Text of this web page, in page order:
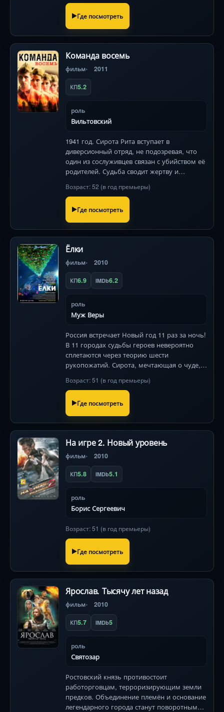
Где посмотреть
Команда восемь
фильм 2011
КП5.2
роль
Вильтовский
1941 год. Сирота Рита вступает в
диверсионный отряд, не подозревая, что
один из сослуживцев связан с убийством её
родителей. Судьба сводит жертву и
Возраст: 52 (в год премьеры)
Где посмотреть
Ёлки
фильм 2010
КП6.9 IMDb6.2
роль
Муж Веры
Россия встречает Новый год 11 раз за ночь!
В 11 городах судьбы героев невероятно
сплетаются через теорию шести
рукопожатий. Сирота, мечтающая о чуде,
на грани расставания — их спасёт только
магия праздника .
Возраст: 51 (в год премьеры)
Где посмотреть
На игре 2. Новый уровень
фильм 2010
КП5.8 IMDb5.1
роль
Борис Сергеевич
Возраст: 51 (в год премьеры)
Где посмотреть
Ярослав. Тысячу лет назад
фильм 2010
КП5.7 IMDb5
роль
Святозар
Ростовский князь противостоит
работорговцам, терроризирующим земли
предков. Объединение племён и основание
легендарного города станут поворотным